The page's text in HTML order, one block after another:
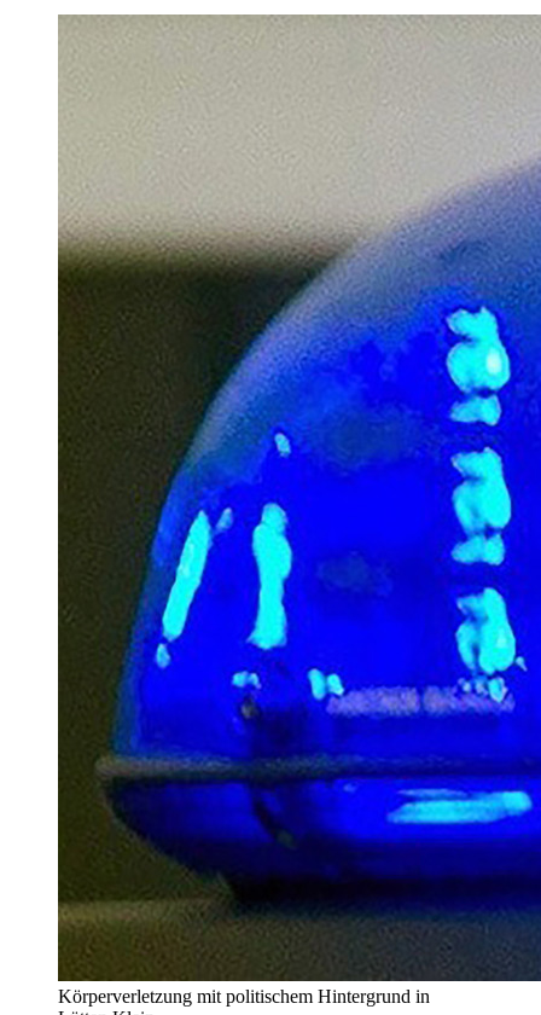
Körperverletzung mit politischem Hintergrund in